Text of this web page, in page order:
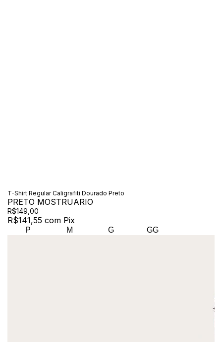
T-Shirt Regular Caligrafiti Dourado Preto
PRETO MOSTRUARIO
R$149,00
R$141,55 com Pix
P M G GG